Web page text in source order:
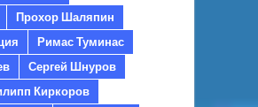
Прохор Шаляпин
Римас Туминас
Сергей Шнуров
Киркоров